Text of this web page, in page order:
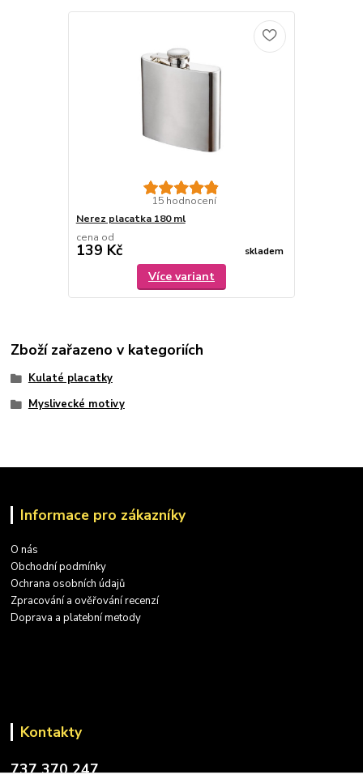
15 hodnocení
Nerez placatka 180 ml
cena od
139 Kč skladem
Více variant
Zboží zařazeno v kategoriích
Kulaté placatky
Myslivecké motivy
Informace pro zákazníky
O nás
Obchodní podmínky
Ochrana osobních údajů
Zpracování a ověřování recenzí
Doprava a platební metody
Kontakty
737 370 247